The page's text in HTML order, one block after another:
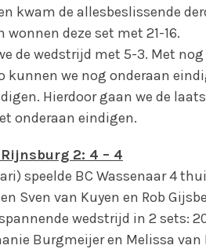
kwam de allesbeslissende
wonnen deze set met 21-16.
de wedstrijd met 5-3. Met
kunnen we nog onderaan
Hierdoor gaan we de
onderaan eindigen.
2: 4 – 4
speelde BC Wassenaar 4
Sven van Kuyen en Rob
wedstrijd in 2 sets:
Burgmeijer en Melissa